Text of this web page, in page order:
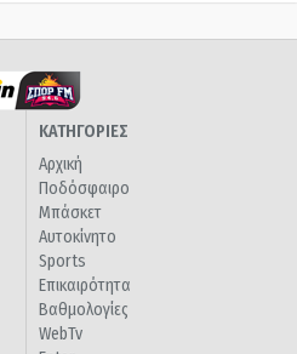
ΚΑΤΗΓΟΡΙΕΣ
Αρχική
Ποδόσφαιρο
Μπάσκετ
Αυτοκίνητο
Sports
Επικαιρότητα
Βαθμολογίες
WebTv